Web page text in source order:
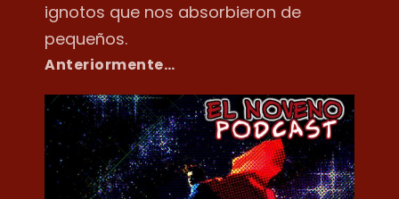
ignotos que nos absorbieron de
pequeños.
Anteriormente…